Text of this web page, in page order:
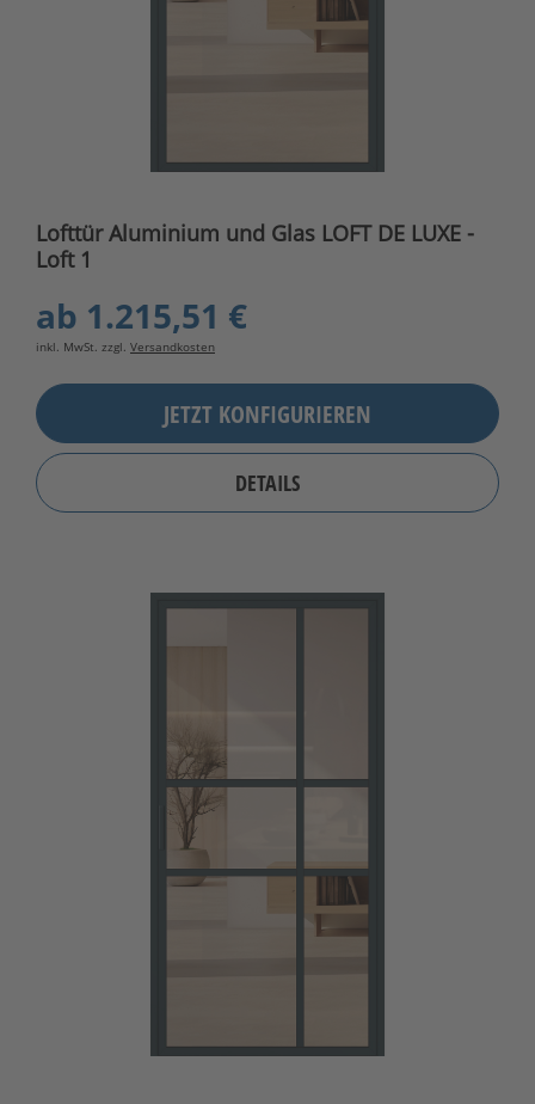
Lofttür Aluminium und Glas LOFT DE LUXE -
Loft 1
ab 1.215,51 €
inkl. MwSt. zzgl. Versandkosten
JETZT KONFIGURIEREN
DETAILS